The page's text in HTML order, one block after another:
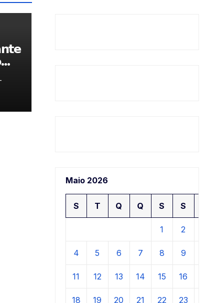
Maio 2026
S T Q Q S S
1 2
4 5 6 7 8 9
11 12 13 14 15 16
18 19 20 21 22 23